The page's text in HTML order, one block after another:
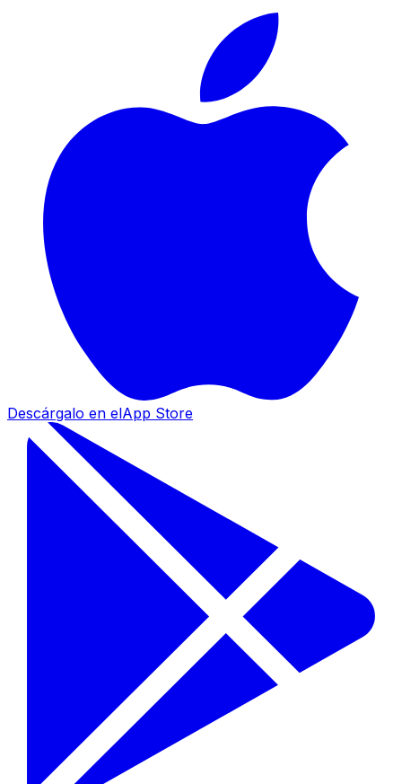
Descárgalo en elApp Store